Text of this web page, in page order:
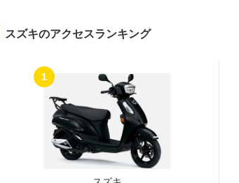
スズキのアクセスランキング
1